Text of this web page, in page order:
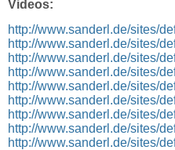
Videos:
http://www.sanderl.de/sites/
http://www.sanderl.de/sites/
http://www.sanderl.de/sites/
http://www.sanderl.de/sites/
http://www.sanderl.de/sites/
http://www.sanderl.de/sites/
http://www.sanderl.de/sites/
http://www.sanderl.de/sites/
http://www.sanderl.de/sites/